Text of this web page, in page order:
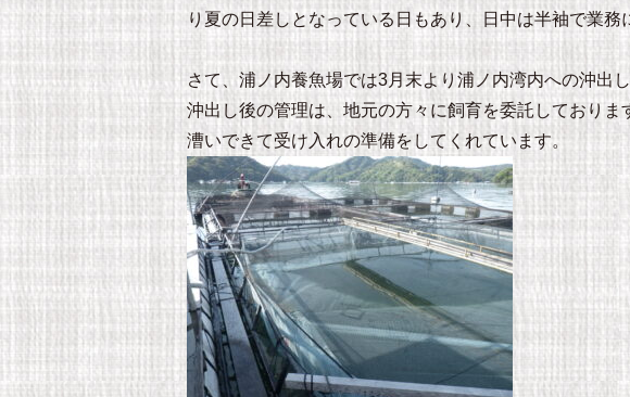
り夏の日差しとなっている日もあり、日中は半袖で業
さて、浦ノ内養魚場では3月末より浦ノ内湾内への沖出
沖出し後の管理は、地元の方々に飼育を委託しており
漕いできて受け入れの準備をしてくれています。